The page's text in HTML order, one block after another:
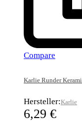
Compare
Karlie Runder
Hersteller:Karlie
6,29 €